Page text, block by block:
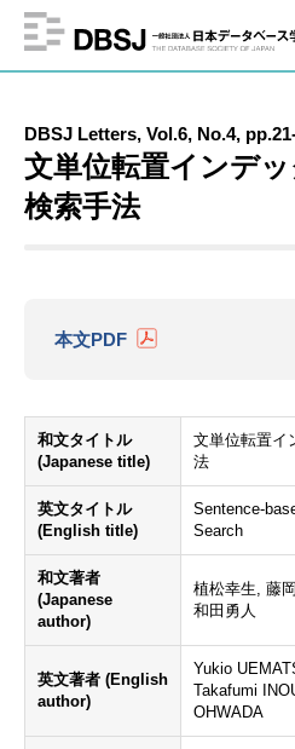
DBSJ Letters, Vol.6, No.4,
文単位転置インデ
検索手法
本文PDF
和文タイトル
(Japanese title)
文単位転置イ
法
英文タイトル
(English title)
Sentence-
Search
和文著者
(Japanese
author)
植松幸生, 藤
和田勇人
英文著者 (English
author)
Yukio
Takafumi
OHWADA